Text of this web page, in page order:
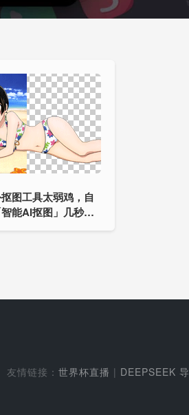
图工具太弱鸡，自
能AI抠图」几秒搞
友情链接： 世界杯直播 | DEEPSEEK